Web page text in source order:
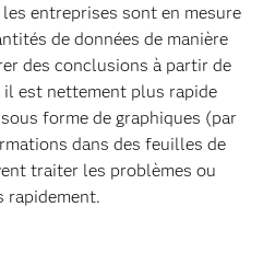
entreprises sont en mesure
de données de manière
des conclusions à partir de
est nettement plus rapide
forme de graphiques (par
dans des feuilles de
traiter les problèmes ou
rapidement.